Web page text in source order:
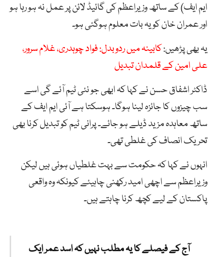
ایم ایف) کے ساتھ وزیراعظم کی گائیڈ لائن پر عمل نہ ہو رہا ہو
اور عمران خان کو یہ بات معلوم ہوگئی ہو۔
یہ بھی پڑھیں:کابینہ میں ردوبدل: فواد چوہدری، غلام سرور،
علی امین کے قلمدان تبدیل
ڈاکٹر اشفاق حسن نے کہا کہ ابھی جو نئی ٹیم آئے گی اسے
سب چیزوں کا جائزہ لینا ہوگا۔ ہوسکتا ہے آئی ایم ایف کے
ساتھ معاہدہ مزید ڈیلے ہو جائے۔ پرانی ٹیم کو تبدیل کرنا بھی
تحریک انصاف کی غلطی تھی۔
انہوں نے کہا کہ حکومت سے بہت غلطیاں ہوئی ہیں لیکن
وزیراعظم سے اچھی امید رکھنی چاہیئے کیونکہ وہ واقعی
پاکستان کے لیے کچھ کرنا چاہتے ہیں۔
آج کے فیصلے کا یہ مطلب نہیں کہ اسد عمر ایک